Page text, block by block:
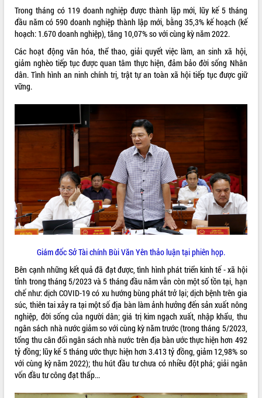
UBND tỉnh Đắk Lắk triển khai nhiệm
vụ 6 tháng cuối năm 2026
Kỳ họp thứ Hai, Hội đồng nhân dân
tỉnh khóa XI quyết nghị nhiều nội dung
quan trọng
Bí thư Tỉnh ủy Lương Nguyễn Minh
Triết thăm, tặng quà người có công với
Rà soát, hoàn thiện hệ thống thiết chế
văn hóa, thể thao đáp ứng yêu cầu
phát triển mới
Thường trực HĐND tỉnh Đắk Lắk gặp
mặt Đoàn chuyên gia y tế TP. Hồ Chí
Minh
Lễ truy điệu và an táng hài cốt liệt sĩ
tại Nghĩa trang Liệt sĩ xã Sơn Hòa
Bàn giải pháp tháo gỡ khó khăn trong
xuất khẩu sầu riêng và triển khai quy
định EUDR
Thứ trưởng Bộ Nông nghiệp và Môi
trường Nguyễn Hoàng Hiệp khảo sát
vùng trồng và doanh nghiệp đóng gói
sầu riêng tại Đắk Lắk
Trình diễn nghệ thuật chế biến các
món ăn từ sầu riêng
Đắk Lắk công bố Quy hoạch và xúc
tiến đầu tư tỉnh
Ngành cá ngừ Đắk Lắk chủ động thích
ứng để giữ vững thị trường xuất khẩu
Diễn đàn Kinh tế tư nhân Việt Nam đột
phá cơ chế - Hợp tác công tư
ALBUM ẢNH
LIÊN KẾT WEB
THỐNG KÊ TRUY CẬP
Hôm nay: 30239
Tất cả: 66042979
Trong tháng có 119 doanh nghiệp được thành lập mới, lũy kế 5 tháng
đầu năm có 590 doanh nghiệp thành lập mới, bằng 35,3% kế hoạch (kế
hoạch: 1.670 doanh nghiệp), tăng 10,07% so với cùng kỳ năm 2022.
Các hoạt động văn hóa, thể thao, giải quyết việc làm, an sinh xã hội,
giảm nghèo tiếp tục được quan tâm thực hiện, đảm bảo đời sống Nhân
dân. Tình hình an ninh chính trị, trật tự an toàn xã hội tiếp tục được giữ
vững.
Giám đốc Sở Tài chính Bùi Văn Yên thảo luận tại phiên họp.
Bên cạnh những kết quả đã đạt được, tình hình phát triển kinh tế - xã hội
tỉnh trong tháng 5/2023 và 5 tháng đầu năm vẫn còn một số tồn tại, hạn
chế như: dịch COVID-19 có xu hướng bùng phát trở lại; dịch bệnh trên gia
súc, thiên tai xảy ra tại một số địa bàn làm ảnh hưởng đến sản xuất nông
nghiệp, đời sống của người dân; giá trị kim ngạch xuất, nhập khẩu, thu
ngân sách nhà nước giảm so với cùng kỳ năm trước (trong tháng 5/2023,
tổng thu cân đối ngân sách nhà nước trên địa bàn ước thực hiện hơn 492
tỷ đồng; lũy kế 5 tháng ước thực hiện hơn 3.413 tỷ đồng, giảm 12,98% so
với cùng kỳ năm 2022); thu hút đầu tư chưa có nhiều đột phá; giải ngân
vốn đầu tư công đạt thấp...